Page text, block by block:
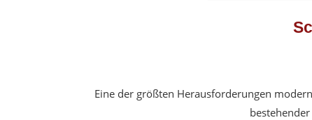
Eine der größten Herausforderungen